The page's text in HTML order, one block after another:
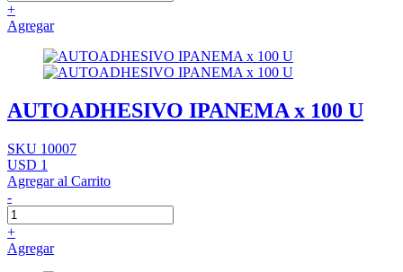
+
Agregar
AUTOADHESIVO IPANEMA x 100 U
SKU 10007
USD 1
Agregar al Carrito
-
+
Agregar